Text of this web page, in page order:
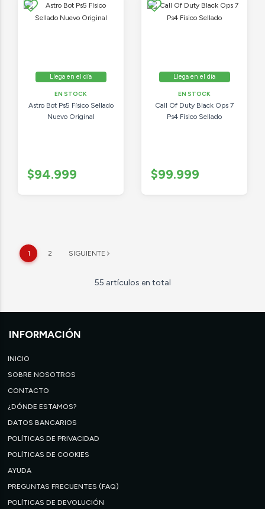
Llega en el día
EN STOCK
Astro Bot Ps5 Físico Sellado
Nuevo Original
$94.999
Llega en el día
EN STOCK
Call Of Duty Black Ops 7
Ps4 Físico Sellado
$99.999
1 2 SIGUIENTE
55 artículos en total
INFORMACIÓN
INICIO
SOBRE NOSOTROS
CONTACTO
¿DÓNDE ESTAMOS?
DATOS BANCARIOS
POLÍTICAS DE PRIVACIDAD
POLÍTICAS DE COOKIES
AYUDA
PREGUNTAS FRECUENTES (FAQ)
POLÍTICAS DE DEVOLUCIÓN